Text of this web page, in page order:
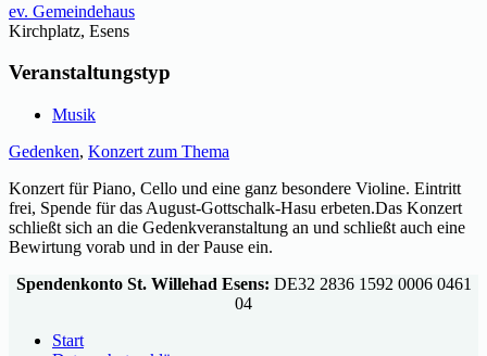
ev. Gemeindehaus
Kirchplatz, Esens
Veranstaltungstyp
Musik
Gedenken, Konzert zum Thema
Konzert für Piano, Cello und eine ganz besondere Violine. Eintritt
frei, Spende für das August-Gottschalk-Hasu erbeten.Das Konzert
schließt sich an die Gedenkveranstaltung an und schließt auch eine
Bewirtung vorab und in der Pause ein.
Spendenkonto St. Willehad Esens: DE32 2836 1592 0006 0461
04
Start